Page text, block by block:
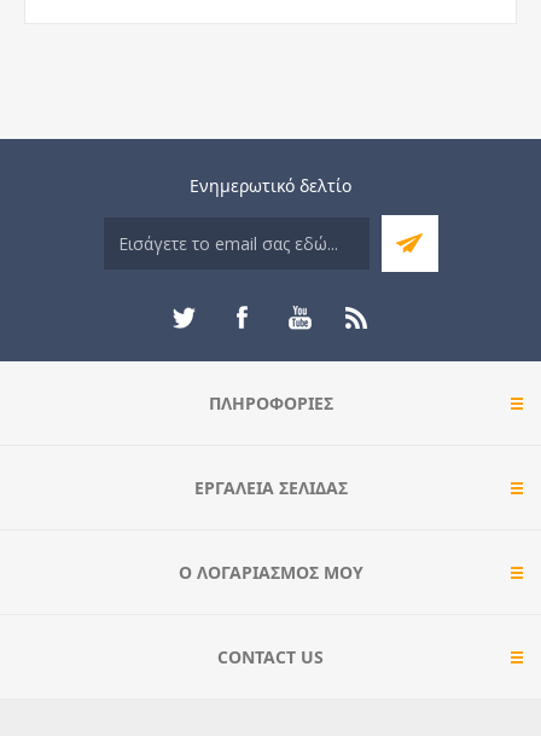
Ενημερωτικό δελτίο
ΠΛΗΡΟΦΟΡΊΕΣ
ΕΡΓΑΛΕΊΑ ΣΕΛΊΔΑΣ
Ο ΛΟΓΑΡΙΑΣΜΌΣ ΜΟΥ
CONTACT US